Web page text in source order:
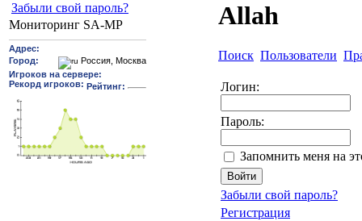
Забыли свой пароль?
Мониторинг SA-MP
Allah
Поиск Пользователи
Логин:
Пароль:
Запомнить меня на
Забыли свой пароль?
Регистрация